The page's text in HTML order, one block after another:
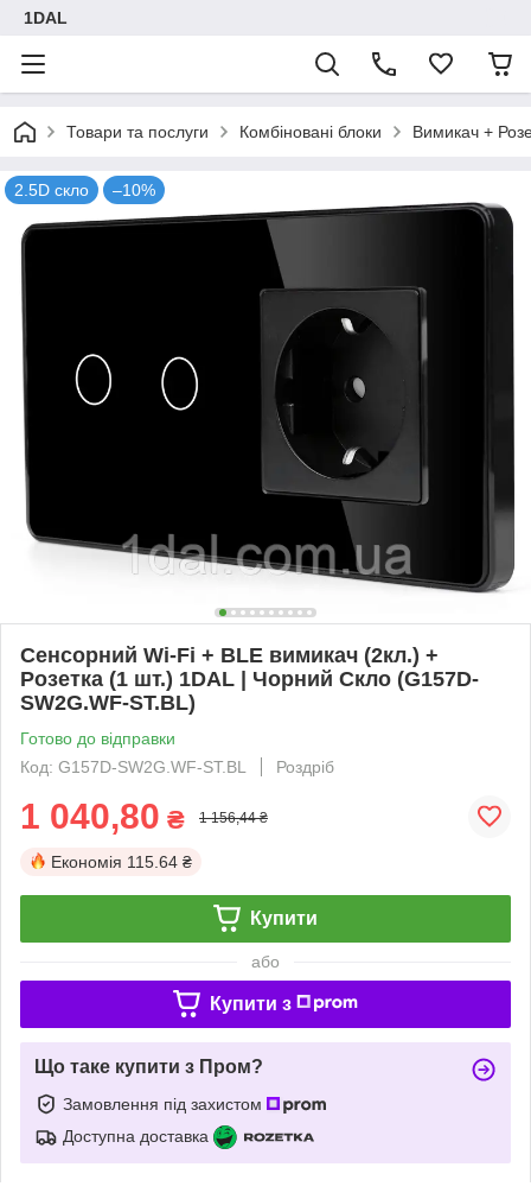
1DAL
Товари та послуги Комбіновані блоки Вимикач +
2.5D скло –10%
Сенсорний Wi-Fi + BLE вимикач (2кл.) +
Розетка (1 шт.) 1DAL | Чорний Скло (G157D-
SW2G.WF-ST.BL)
Готово до відправки
Код: G157D-SW2G.WF-ST.BL
Роздріб
1 040,80 ₴ 1 156,44 ₴
Економія 115.64 ₴
Купити
або
Купити з
Що таке купити з Пром?
Замовлення під захистом
Доступна доставка